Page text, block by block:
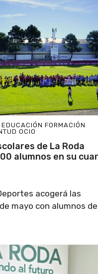
EDUCACIÓN FORMACIÓN
OCIO
de La Roda
alumnos en su
acogerá las
mayo con alumnos de